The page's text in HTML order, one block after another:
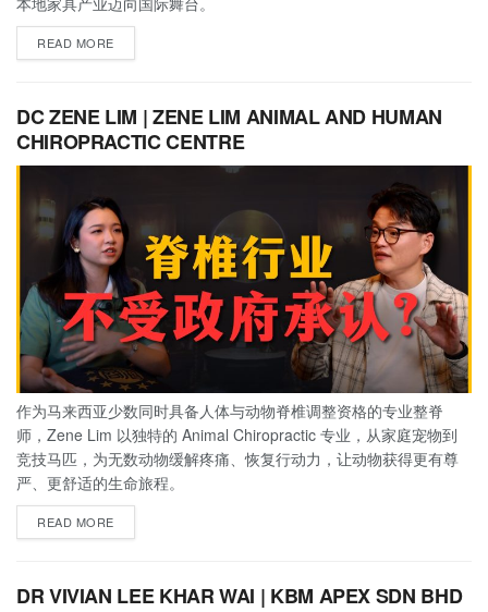
READ MORE
DC ZENE LIM | ZENE LIM ANIMAL AND HUMAN
CHIROPRACTIC CENTRE
作为马来西亚少数同时具备人体与动物脊椎调整资格的专业整脊
师，Zene Lim 以独特的 Animal Chiropractic 专业，从家庭宠物到
竞技马匹，为无数动物缓解疼痛、恢复行动力，让动物获得更有尊
严、更舒适的生命旅程。
READ MORE
DR VIVIAN LEE KHAR WAI | KBM APEX SDN BHD